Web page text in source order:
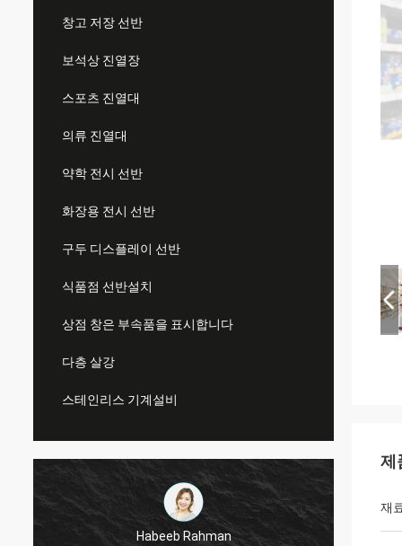
창고 저장 선반
보석상 진열장
스포츠 진열대
의류 진열대
약학 전시 선반
화장용 전시 선반
구두 디스플레이 선반
식품점 선반설치
상점 창은 부속품을 표시합니다
다층 살강
스테인리스 기계설비
Marco galletti
제
재